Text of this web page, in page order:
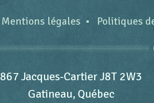
Mentions légales Politiques
867 Jacques-Cartier J8T 2W3
Gatineau, Québec